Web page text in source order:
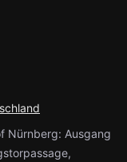
Nürnberg: Ausgang